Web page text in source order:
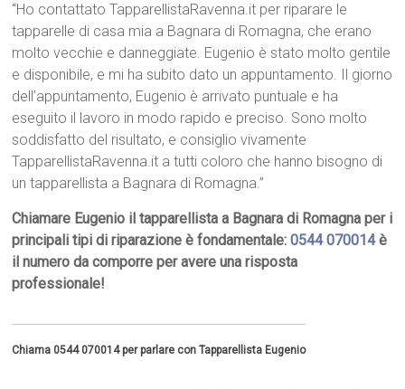
“Ho contattato TapparellistaRavenna.it per riparare le
tapparelle di casa mia a Bagnara di Romagna, che erano
molto vecchie e danneggiate. Eugenio è stato molto gentile
e disponibile, e mi ha subito dato un appuntamento. Il giorno
dell’appuntamento, Eugenio è arrivato puntuale e ha
eseguito il lavoro in modo rapido e preciso. Sono molto
soddisfatto del risultato, e consiglio vivamente
TapparellistaRavenna.it a tutti coloro che hanno bisogno di
un tapparellista a Bagnara di Romagna.”
Chiamare Eugenio il tapparellista a Bagnara di Romagna per i
principali tipi di riparazione è fondamentale:0544 070014è
il numero da comporre per avere una risposta
professionale!
Chiama 0544 070014 per parlare con Tapparellista Eugenio